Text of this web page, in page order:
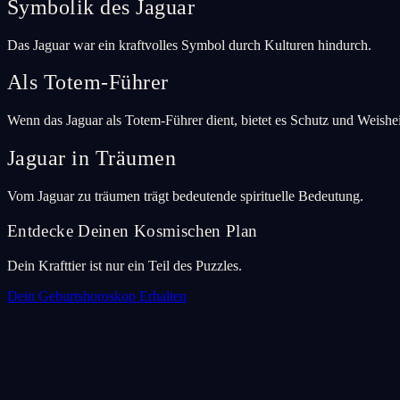
Symbolik des Jaguar
Das Jaguar war ein kraftvolles Symbol durch Kulturen hindurch.
Als Totem-Führer
Wenn das Jaguar als Totem-Führer dient, bietet es Schutz und
Jaguar in Träumen
Vom Jaguar zu träumen trägt bedeutende spirituelle Bedeutung.
Entdecke Deinen Kosmischen Plan
Dein Krafttier ist nur ein Teil des Puzzles.
Dein Geburtshoroskop Erhalten